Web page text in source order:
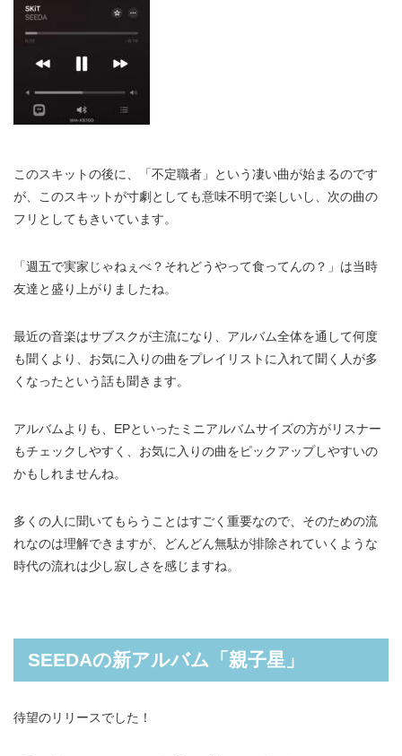
このスキットの後に、「不定職者」という凄い曲が始まるのです
が、このスキットが寸劇としても意味不明で楽しいし、次の曲の
フリとしてもきいています。
「週五で実家じゃねぇべ？それどうやって食ってんの？」は当時
友達と盛り上がりましたね。
最近の音楽はサブスクが主流になり、アルバム全体を通して何度
も聞くより、お気に入りの曲をプレイリストに入れて聞く人が多
くなったという話も聞きます。
アルバムよりも、EPといったミニアルバムサイズの方がリスナー
もチェックしやすく、お気に入りの曲をピックアップしやすいの
かもしれませんね。
多くの人に聞いてもらうことはすごく重要なので、そのための流
れなのは理解できますが、どんどん無駄が排除されていくような
時代の流れは少し寂しさを感じますね。
SEEDAの新アルバム「親子星」
待望のリリースでした！